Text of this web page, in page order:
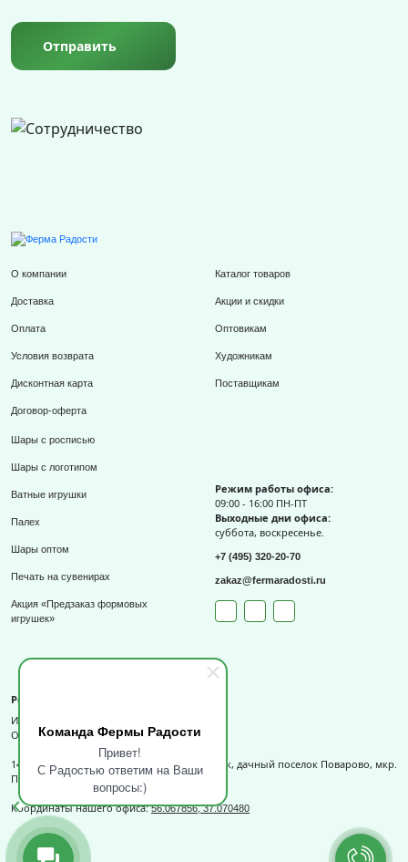
Команда Фермы Радости
Привет!
С Радостью ответим на Ваши
вопросы:)
Отправить
О компании
Доставка
Оплата
Условия возврата
Дисконтная карта
Договор-оферта
Каталог товаров
Акции и скидки
Оптовикам
Художникам
Поставщикам
Шары с росписью
Шары с логотипом
Ватные игрушки
Палех
Шары оптом
Печать на сувенирах
Акция «Предзаказ формовых
игрушек»
Режим работы офиса:
09:00 - 16:00 ПН-ПТ
Выходные дни офиса:
суббота, воскресенье.
+7 (495) 320-20-70
zakaz@fermaradosti.ru
Реквизиты
ИП Слизов Е.П.
ОГРНИП: 324508100709727,
141540, Московская обл., г.о. Солнечногорск, дачный поселок Поварово, мкр.
Поваровка, д.12, к.1.
Координаты нашего офиса:56.067856, 37.070480